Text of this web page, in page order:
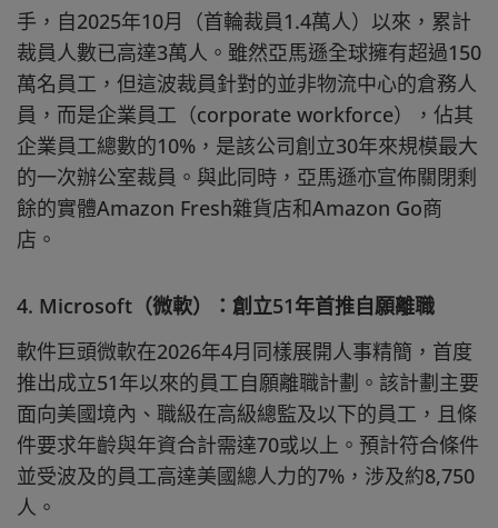
手，自2025年10月（首輪裁員1.4萬人）以來，累計
裁員人數已高達3萬人。雖然亞馬遜全球擁有超過150
萬名員工，但這波裁員針對的並非物流中心的倉務人
員，而是企業員工（corporate workforce），佔其
企業員工總數的10%，是該公司創立30年來規模最大
的一次辦公室裁員。與此同時，亞馬遜亦宣佈關閉剩
餘的實體Amazon Fresh雜貨店和Amazon Go商
店。
4. Microsoft（微軟）：創立51年首推自願離職
軟件巨頭微軟在2026年4月同樣展開人事精簡，首度
推出成立51年以來的員工自願離職計劃。該計劃主要
面向美國境內、職級在高級總監及以下的員工，且條
件要求年齡與年資合計需達70或以上。預計符合條件
並受波及的員工高達美國總人力的7%，涉及約8,750
人。